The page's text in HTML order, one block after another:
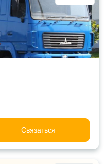
Связаться